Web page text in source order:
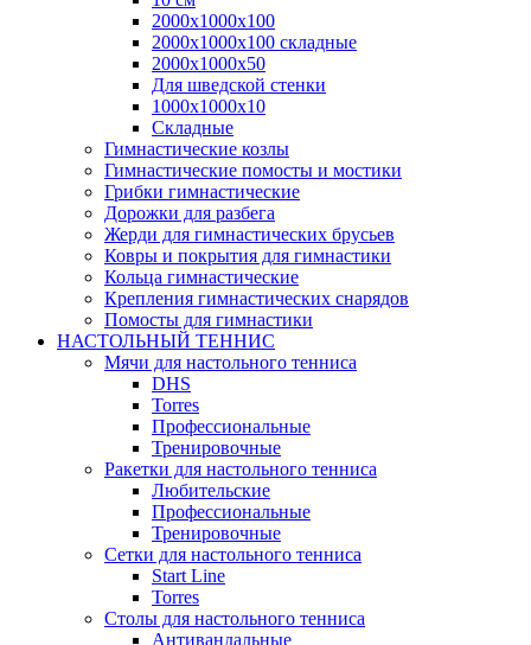
2000х1000х100
2000х1000х100 складные
2000х1000х50
Для шведской стенки
1000х1000х10
Складные
Гимнастические козлы
Гимнастические помосты и мостики
Грибки гимнастические
Дорожки для разбега
Жерди для гимнастических брусьев
Ковры и покрытия для гимнастики
Кольца гимнастические
Крепления гимнастических снарядов
Помосты для гимнастики
НАСТОЛЬНЫЙ ТЕННИС
Мячи для настольного тенниса
DHS
Torres
Профессиональные
Тренировочные
Ракетки для настольного тенниса
Любительские
Профессиональные
Тренировочные
Сетки для настольного тенниса
Start Line
Torres
Столы для настольного тенниса
Антивандальные